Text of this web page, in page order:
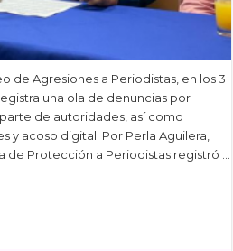
de Agresiones a Periodistas, en los 3
una ola de denuncias por
de autoridades, así como
y acoso digital. Por Perla Aguilera,
de Protección a Periodistas registró …